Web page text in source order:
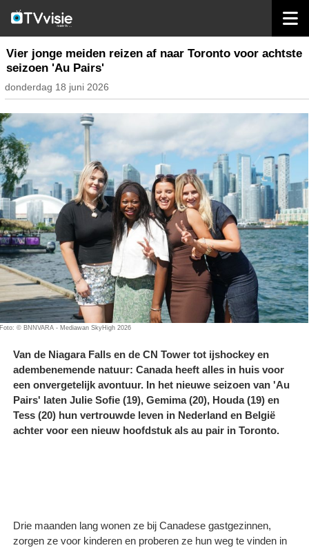
nieuws nederland
Vier jonge meiden reizen af naar Toronto voor achtste
seizoen 'Au Pairs'
donderdag 18 juni 2026
Foto: © BNNVARA - Mediawan SkyHigh 2026
Van de Niagara Falls en de CN Tower tot ijshockey en
adembenemende natuur: Canada heeft alles in huis voor
een onvergetelijk avontuur. In het nieuwe seizoen van 'Au
Pairs' laten Julie Sofie (19), Gemima (20), Houda (19) en
Tess (20) hun vertrouwde leven in Nederland en België
achter voor een nieuw hoofdstuk als au pair in Toronto.
Drie maanden lang wonen ze bij Canadese gastgezinnen,
zorgen ze voor kinderen en proberen ze hun weg te vinden in